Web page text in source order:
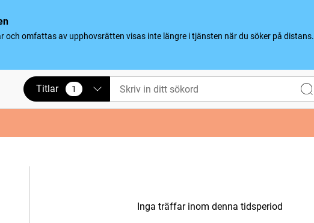
och omfattas av upphovsrätten visas inte längre i tjänsten när du söker på distans.
Titlar 1
vald
Inga träffar inom denna tidsperiod